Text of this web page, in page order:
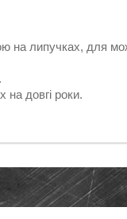
на липучках, для
на довгі роки.